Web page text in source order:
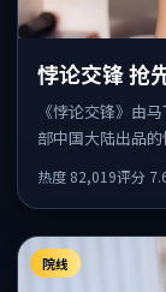
悖论交锋 抢
《悖论交锋》由
部中国大陆出品
热度 82,019评分
院线